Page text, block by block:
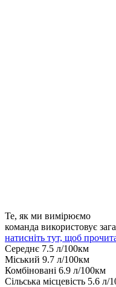
Те, як ми вимірюємо
команда використовує
натисніть тут, щоб
Середнє 7.5 л/100км
Міський 9.7 л/100км
Комбіновані 6.9 л/100км
Сільська місцевість 5.6 л/